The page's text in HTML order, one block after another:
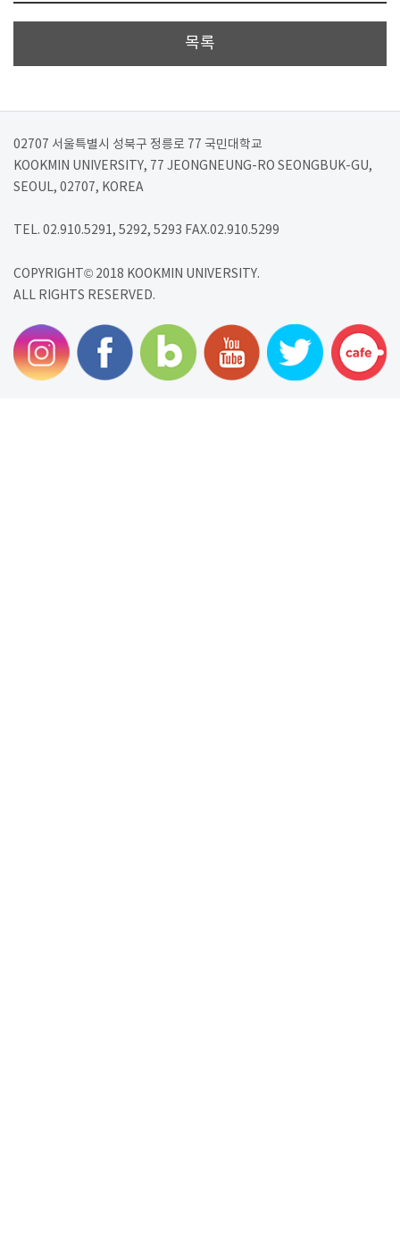
목록
02707 서울특별시 성북구 정릉로 77 국민대학교
KOOKMIN UNIVERSITY, 77 JEONGNEUNG-RO SEONGBUK-GU,
SEOUL, 02707, KOREA
TEL. 02.910.5291, 5292, 5293 FAX.02.910.5299
COPYRIGHT© 2018 KOOKMIN UNIVERSITY.
ALL RIGHTS RESERVED.